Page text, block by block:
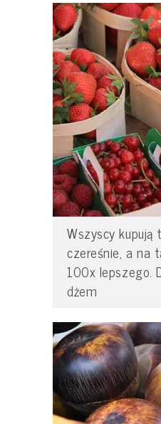
Wszyscy kupują
czereśnie, a na
100x lepszego.
dżem